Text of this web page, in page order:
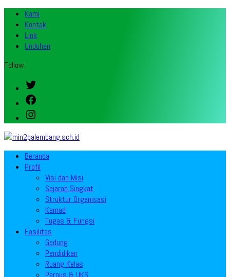
Kami
Kontak
Link
Unduhan
Follow:
Twitter
Facebook
Instagram
Beranda
Profil
Visi dan Misi
Sejarah Singkat
Struktur Organisasi
Kamad
Tugas & Fungsi
Fasilitas
Gedung
Pendidikan
Ruang Kelas
Perpus & UKS